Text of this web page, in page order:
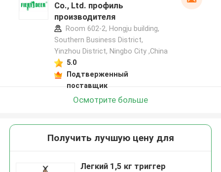
Co., Ltd. профиль
производителя
Room 602-2, Hongju building,
Southern Business District,
Yinzhou District, Ningbo City ,China
5.0
Подтверженный
поставщик
Осмотрите больше
Получить лучшую цену для
Легкий 1,5 кг триггер